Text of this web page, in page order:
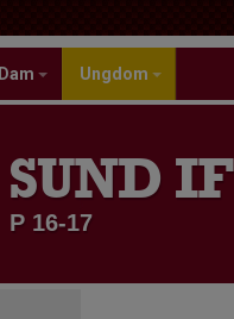
Dam Ungdom
SUND IF
P 16-17